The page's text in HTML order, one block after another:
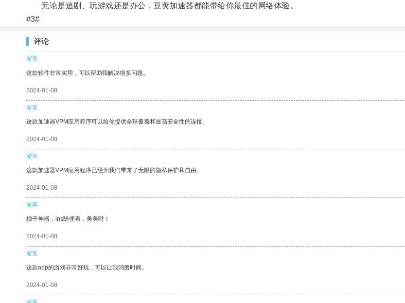
无论是追剧、玩游戏还是办公，豆荚加速器都能带给你最佳的网络体验。
#3#
评论
游客
这款软件非常实用，可以帮助我解决很多问题。
2024-01-08
游客
这款加速器VPM应用程序可以给你提供全球覆盖和最高安全性的连接。
2024-01-08
游客
这款加速器VPM应用程序已经为我们带来了无限的隐私保护和自由。
2024-01-08
游客
梯子神器，ins随便看，美美哒！
2024-01-08
游客
这款app的游戏非常好玩，可以让我消磨时间。
2024-01-08